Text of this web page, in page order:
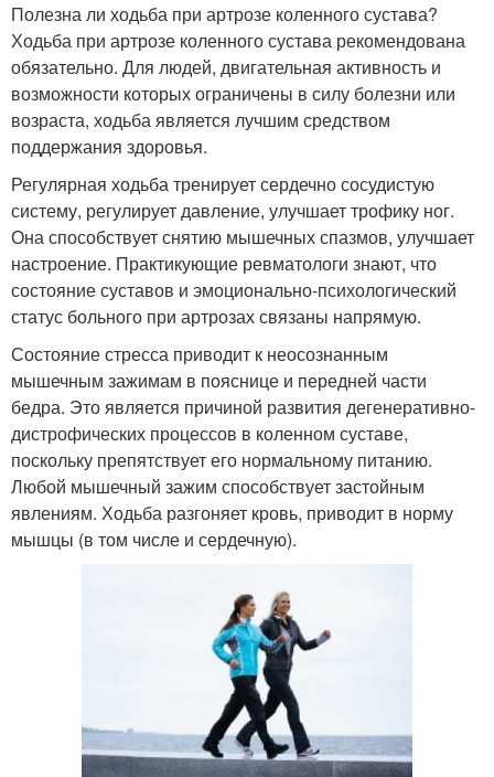
Полезна ли ходьба при артрозе коленного сустава?
Ходьба при артрозе коленного сустава рекомендована
обязательно. Для людей, двигательная активность и
возможности которых ограничены в силу болезни или
возраста, ходьба является лучшим средством
поддержания здоровья.
Регулярная ходьба тренирует сердечно сосудистую
систему, регулирует давление, улучшает трофику ног.
Она способствует снятию мышечных спазмов, улучшает
настроение. Практикующие ревматологи знают, что
состояние суставов и эмоционально-психологический
статус больного при артрозах связаны напрямую.
Состояние стресса приводит к неосознанным
мышечным зажимам в пояснице и передней части
бедра. Это является причиной развития дегенеративно-
дистрофических процессов в коленном суставе,
поскольку препятствует его нормальному питанию.
Любой мышечный зажим способствует застойным
явлениям. Ходьба разгоняет кровь, приводит в норму
мышцы (в том числе и сердечную).